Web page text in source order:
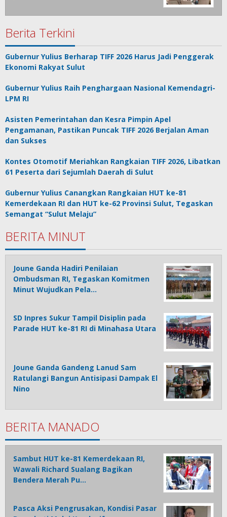
Berita Terkini
Gubernur Yulius Berharap TIFF 2026 Harus Jadi Penggerak
Ekonomi Rakyat Sulut
Gubernur Yulius Raih Penghargaan Nasional Kemendagri-
LPM RI
Asisten Pemerintahan dan Kesra Pimpin Apel
Pengamanan, Pastikan Puncak TIFF 2026 Berjalan Aman
dan Sukses
Kontes Otomotif Meriahkan Rangkaian TIFF 2026, Libatkan
61 Peserta dari Sejumlah Daerah di Sulut
Gubernur Yulius Canangkan Rangkaian HUT ke-81
Kemerdekaan RI dan HUT ke-62 Provinsi Sulut, Tegaskan
Semangat “Sulut Melaju”
BERITA MINUT
Joune Ganda Hadiri Penilaian
Ombudsman RI, Tegaskan Komitmen
Minut Wujudkan Pela…
SD Inpres Sukur Tampil Disiplin pada
Parade HUT ke-81 RI di Minahasa Utara
Joune Ganda Gandeng Lanud Sam
Ratulangi Bangun Antisipasi Dampak El
Nino
BERITA MANADO
Sambut HUT ke-81 Kemerdekaan RI,
Wawali Richard Sualang Bagikan
Bendera Merah Pu…
Pasca Aksi Pengrusakan, Kondisi Pasar